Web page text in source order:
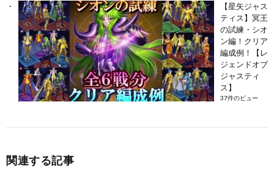
【星矢ジャス
ティス】冥王
の試練・シオ
ン編！クリア
編成例！【レ
ジェンドオブ
ジャスティ
ス】
37件のビュー
関連する記事